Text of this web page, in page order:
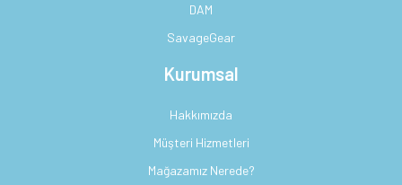
DAM
SavageGear
Kurumsal
Hakkımızda
Müşteri Hizmetleri
Mağazamız Nerede?